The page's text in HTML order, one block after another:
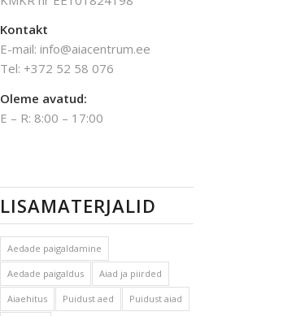
Kontakt
E-mail: info@aiacentrum.ee
Tel: +372 52 58 076
Oleme avatud:
E – R: 8:00 – 17:00
LISAMATERJALID
Aedade paigaldamine
Aedade paigaldus Aiad ja piirded
Aiaehitus Puidust aed Puidust aiad